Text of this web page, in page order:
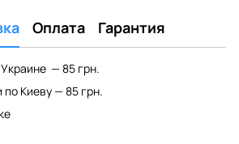
Оплата Гарантия
— 85 грн.
по Киеву — 85 грн.